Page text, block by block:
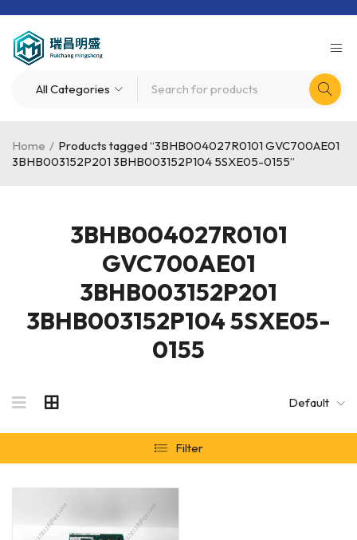
3BHB004027R0101
GVC700AE01
3BHB003152P201
3BHB003152P104 5SXE05-
0155
Home / Products tagged “3BHB004027R0101 GVC700AE01
3BHB003152P201 3BHB003152P104 5SXE05-0155”
Default
Filter